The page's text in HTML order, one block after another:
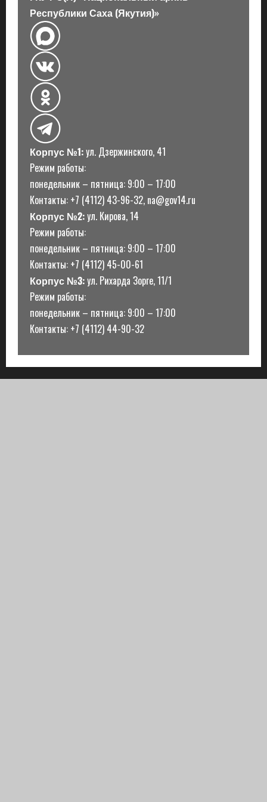
Республики Саха (Якутия)»
Корпус №1:ул. Дзержинского, 41
Режим работы:
понедельник – пятница: 9:00 – 17:00
Контакты: +7 (4112) 43-96-32, na@gov14.ru
Корпус №2:ул. Кирова, 14
Режим работы:
понедельник – пятница: 9:00 – 17:00
Контакты: +7 (4112) 45-00-61
Корпус №3:ул. Рихарда Зорге, 11/1
Режим работы:
понедельник – пятница: 9:00 – 17:00
Контакты: +7 (4112) 44-90-32